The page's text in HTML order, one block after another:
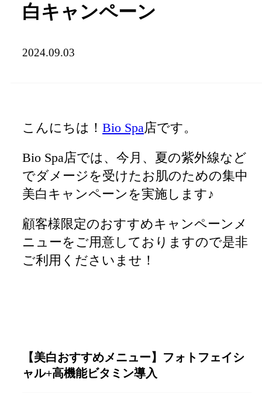
白キャンペーン
2024.09.03
こんにちは！ Bio Spa店です。
Bio Spa店では、今月、夏の紫外線など
でダメージを受けたお肌のための集中
美白キャンペーンを実施します♪
顧客様限定のおすすめキャンペーンメ
ニューをご用意しておりますので是非
ご利用くださいませ！
【美白おすすめメニュー】 フォトフェイシ
ャル+高機能ビタミン導入